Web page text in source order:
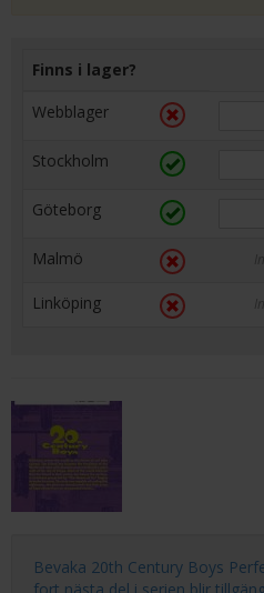
Finns i lager?
Webblager
Stockholm
Göteborg
Malmö
Linköping
Bevaka 20th Century Boys